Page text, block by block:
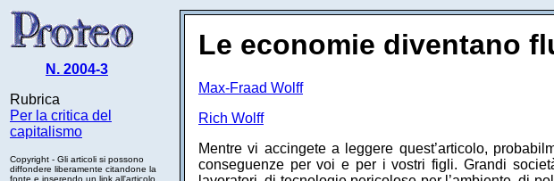
N. 2004-3
Rubrica
Per la critica del
capitalismo
Copyright - Gli articoli si possono
diffondere liberamente citandone la
fonte e inserendo un link all'articolo
Le economie diventano
Max-Fraad Wolff
Rich Wolff
Mentre vi accingete a leggere quest’articolo,
conseguenze per voi e per i vostri figli. Grandi